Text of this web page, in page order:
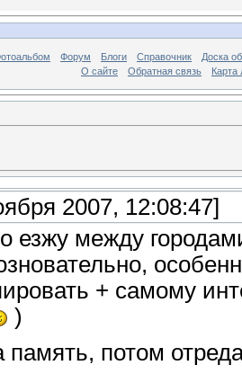
Форум Блоги Справочник
Доска
О сайте
Обратная связь Карта
2007, 12:08:47]
езжу между
+ самому
)
память, потом